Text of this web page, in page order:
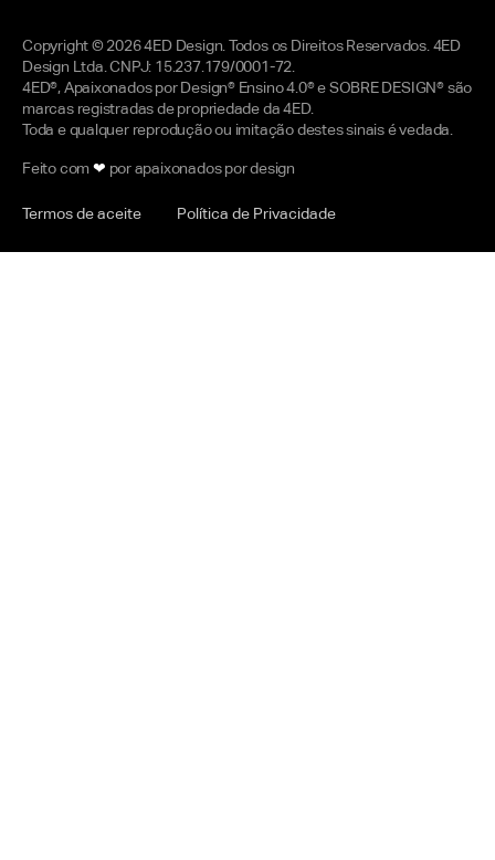
Copyright © 2026 4ED Design. Todos os Direitos Reservados. 4ED
Design Ltda. CNPJ: 15.237.179/0001-72.
4ED®, Apaixonados por Design® Ensino 4.0® e SOBRE DESIGN® são
marcas registradas de propriedade da 4ED.
Toda e qualquer reprodução ou imitação destes sinais é vedada.
Feito com❤ por apaixonados por design
Termos de aceite Política de Privacidade